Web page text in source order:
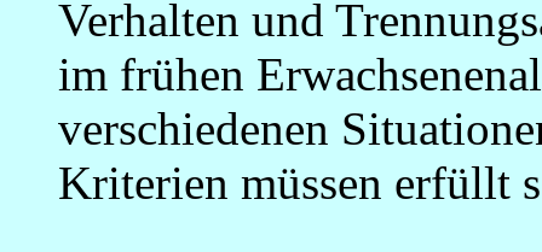
Verhalten und
im frühen
verschiedenen
Kriterien müssen erfüllt